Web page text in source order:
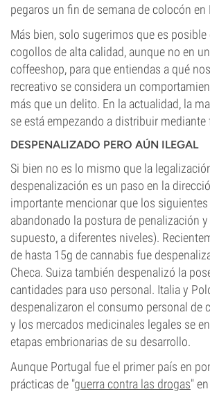
pegaros un fin de semana de colocón en
Más bien, solo sugerimos que es
cogollos de alta calidad, aunque no en
coffeeshop, para que entiendas a qué
recreativo se considera un
más que un delito. En la actualidad, la
se está empezando a distribuir mediante
DESPENALIZADO PERO AÚN ILEGAL
Si bien no es lo mismo que la
despenalización es un paso en la
importante mencionar que los siguientes
abandonado la postura de penalización
supuesto, a diferentes niveles).
de hasta 15g de cannabis fue
Checa. Suiza también despenalizó la
cantidades para uso personal. Italia y
despenalizaron el consumo personal de
y los mercados medicinales legales se
etapas embrionarias de su desarrollo.
Aunque Portugal fue el primer país en
prácticas de "guerra contra las drogas"